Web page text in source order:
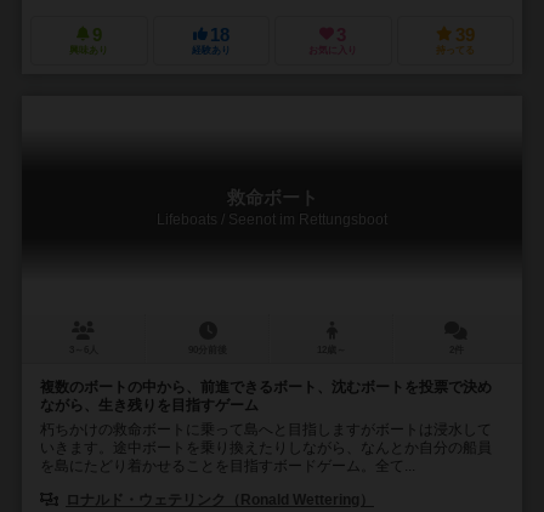
9
興味あり
18
経験あり
3
お気に入り
39
持ってる
救命ボート
Lifeboats / Seenot im Rettungsboot
複数のボートの中から、前進できるボート、沈むボートを投票で決め
ながら、生き残りを目指すゲーム
朽ちかけの救命ボートに乗って島へと目指しますがボートは浸水して
いきます。途中ボートを乗り換えたりしながら、なんとか自分の船員
を島にたどり着かせることを目指すボードゲーム。全て...
ロナルド・ウェテリンク（Ronald Wettering）